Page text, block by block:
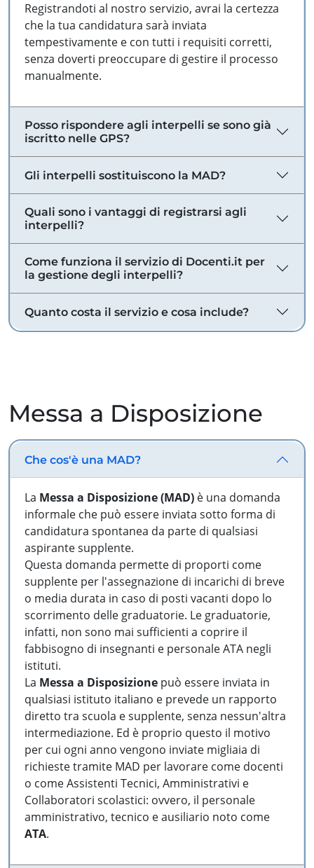
Registrandoti al nostro servizio, avrai la certezza
che la tua candidatura sarà inviata
tempestivamente e con tutti i requisiti corretti,
senza doverti preoccupare di gestire il processo
manualmente.
Posso rispondere agli interpelli se sono già
iscritto nelle GPS?
Gli interpelli sostituiscono la MAD?
Quali sono i vantaggi di registrarsi agli
interpelli?
Come funziona il servizio di Docenti.it per
la gestione degli interpelli?
Quanto costa il servizio e cosa include?
Messa a Disposizione
Che cos'è una MAD?
La Messa a Disposizione (MAD) è una domanda
informale che può essere inviata sotto forma di
candidatura spontanea da parte di qualsiasi
aspirante supplente.
Questa domanda permette di proporti come
supplente per l'assegnazione di incarichi di breve
o media durata in caso di posti vacanti dopo lo
scorrimento delle graduatorie. Le graduatorie,
infatti, non sono mai sufficienti a coprire il
fabbisogno di insegnanti e personale ATA negli
istituti.
La Messa a Disposizione può essere inviata in
qualsiasi istituto italiano e prevede un rapporto
diretto tra scuola e supplente, senza nessun'altra
intermediazione. Ed è proprio questo il motivo
per cui ogni anno vengono inviate migliaia di
richieste tramite MAD per lavorare come docenti
o come Assistenti Tecnici, Amministrativi e
Collaboratori scolastici: ovvero, il personale
amministrativo, tecnico e ausiliario noto come
ATA.